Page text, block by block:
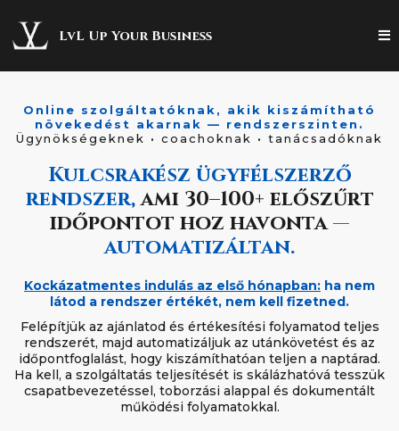
LvL Up Your Business
Online szolgáltatóknak, akik kiszámítható
növekedést akarnak — rendszerszinten.
Ügynökségeknek · coachoknak · tanácsadóknak
Kulcsrakész ügyfélszerző
rendszer,ami 30–100+ előszűrt
időpontot hoz havonta—
automatizáltan.
Kockázatmentes indulás az első hónapban: ha nem
látod a rendszer értékét, nem kell fizetned.
Felépítjük az ajánlatod és értékesítési folyamatod teljes
rendszerét, majd automatizáljuk az utánkövetést és az
időpontfoglalást, hogy kiszámíthatóan teljen a naptárad.
Ha kell, a szolgáltatás teljesítését is skálázhatóvá tesszük
csapatbevezetéssel, toborzási alappal és dokumentált
működési folyamatokkal.